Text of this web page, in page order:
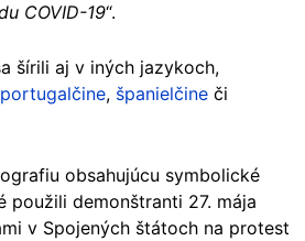
COVID-19“.
šírili aj v iných jazykoch,
portugalčine, španielčine či
obsahujúcu symbolické
použili demonštranti 27. mája
v Spojených štátoch na protest